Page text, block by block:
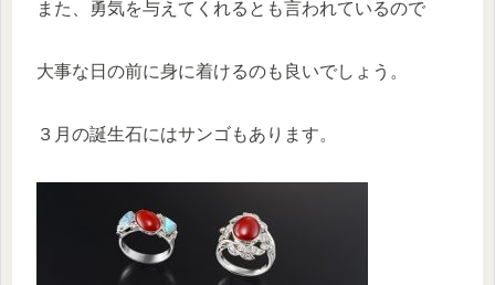
また、勇気を与えてくれるとも言われているので
大事な日の前に身に着けるのも良いでしょう。
３月の誕生石にはサンゴもあります。